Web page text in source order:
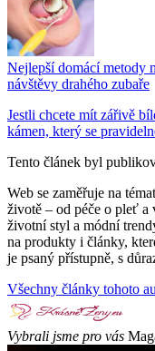
Nejlepší domácí metody
návštěvy drahého zubaře
Jestli chcete mít zářivě
kámen, který se
Tento článek byl
Web se zaměřuje na
životě – od péče o pleť a
životní styl a módní
na produkty i články,
je psaný přístupně, s
Všechny články tohoto
Vybrali jsme pro vás